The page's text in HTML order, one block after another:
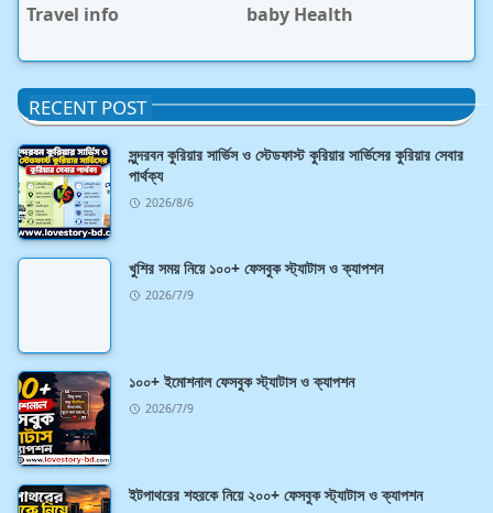
Travel info
baby Health
RECENT POST
সুন্দরবন কুরিয়ার সার্ভিস ও স্টেডফাস্ট কুরিয়ার সার্ভিসের কুরিয়ার সেবার
পার্থক্য
2026/8/6
খুশির সময় নিয়ে ১০০+ ফেসবুক স্ট্যাটাস ও ক্যাপশন
2026/7/9
১০০+ ইমোশনাল ফেসবুক স্ট্যাটাস ও ক্যাপশন
2026/7/9
ইটপাথরের শহরকে নিয়ে ২০০+ ফেসবুক স্ট্যাটাস ও ক্যাপশন